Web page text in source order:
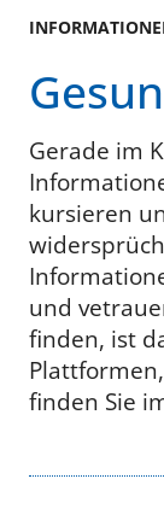
Gerade im
kursieren
und
finden, ist
finden Sie